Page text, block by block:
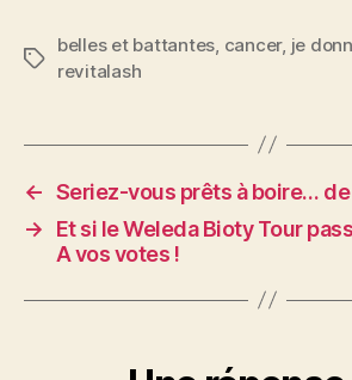
Étiquettes
belles et battantes, cancer, je
revitalash
← Seriez-vous prêts à boire… de
→
Et si le Weleda Bioty Tour
A vos votes !